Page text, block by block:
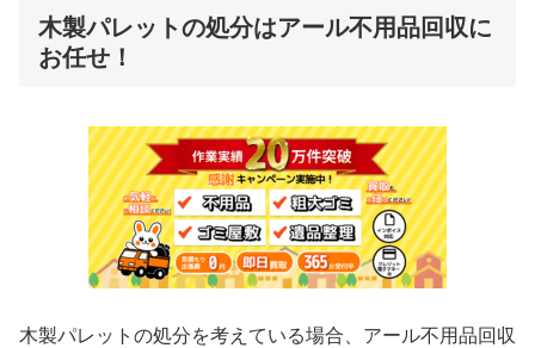
木製パレットの処分はアール不用品回収に
お任せ！
木製パレットの処分を考えている場合、アール不用品回収